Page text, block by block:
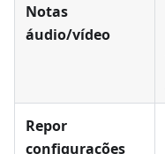
Notas
áudio/vídeo
Repor
configurações